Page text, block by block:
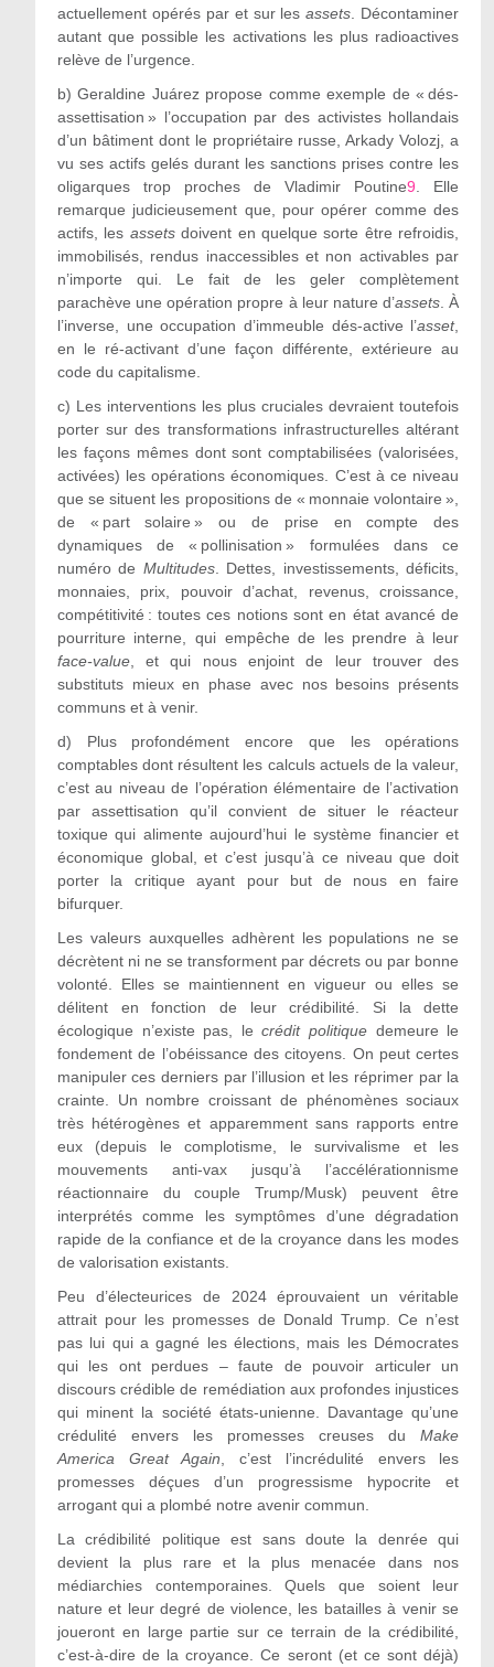
actuellement opérés par et sur lesassets . Décontaminer
autant que possible les activations les plus radioactives
relève de l’urgence.
b)Geraldine Juárez propose comme exemple de « dés-
assettisation » l’occupation par des activistes hollandais
d’un bâtiment dont le propriétaire russe, Arkady Volozj, a
vu ses actifs gelés durant les sanctions prises contre les
oligarques trop proches de Vladimir Poutine9 . Elle
remarque judicieusement que, pour opérer comme des
actifs, les assetsdoivent en quelque sorte être refroidis,
immobilisés, rendus inaccessibles et non activables par
n’importe qui. Le fait de les geler complètement
parachève une opération propre à leur nature d’assets . À
l’inverse, une occupation d’immeuble dés-active l’asset,
en le ré-activant d’une façon différente, extérieure au
code du capitalisme.
c) Les interventions les plus cruciales devraient toutefois
porter sur des transformations infrastructurelles altérant
les façons mêmes dont sont comptabilisées (valorisées,
activées) les opérations économiques. C’est à ce niveau
que se situent les propositions de « monnaie volontaire »,
de « part solaire » ou de prise en compte des
dynamiques de « pollinisation » formulées dans ce
numéro de Multitudes. Dettes, investissements, déficits,
monnaies, prix, pouvoir d’achat, revenus, croissance,
compétitivité : toutes ces notions sont en état avancé de
pourriture interne, qui empêche de les prendre à leur
face-value,
et qui nous enjoint de leur trouver des
substituts mieux en phase avec nos besoins présents
communs et à venir.
d) Plus profondément encore que les opérations
comptables dont résultent les calculs actuels de la valeur,
c’est au niveau de l’opération élémentaire de l’activation
par assettisation qu’il convient de situer le réacteur
toxique qui alimente aujourd’hui le système financier et
économique global, et c’est jusqu’à ce niveau que doit
porter la critique ayant pour but de nous en faire
bifurquer.
Les valeurs auxquelles adhèrent les populations ne se
décrètent ni ne se transforment par décrets ou par bonne
volonté. Elles se maintiennent en vigueur ou elles se
délitent en fonction de leur crédibilité. Si la dette
écologique n’existe pas, lecrédit politique demeure le
fondement de l’obéissance des citoyens. On peut certes
manipuler ces derniers par l’illusion et les réprimer par la
crainte. Un nombre croissant de phénomènes sociaux
très hétérogènes et apparemment sans rapports entre
eux (depuis le complotisme, le survivalisme et les
mouvements anti-vax jusqu’à l’accélérationnisme
réactionnaire du couple Trump/Musk) peuvent être
interprétés comme les symptômes d’une dégradation
rapide de la confiance et de la croyance dans les modes
de valorisation existants.
Peu d’électeurices de 2024 éprouvaient un véritable
attrait pour les promesses de Donald Trump. Ce n’est
pas lui qui a gagné les élections, mais les Démocrates
qui les ont perdues – faute de pouvoir articuler un
discours crédible de remédiation aux profondes injustices
qui minent la société états-unienne. Davantage qu’une
crédulité envers les promesses creuses duMake
America Great Again , c’est l’incrédulité envers les
promesses déçues d’un progressisme hypocrite et
arrogant qui a plombé notre avenir commun.
La crédibilité politique est sans doute la denrée qui
devient la plus rare et la plus menacée dans nos
médiarchies contemporaines. Quels que soient leur
nature et leur degré de violence, les batailles à venir se
joueront en large partie sur ce terrain de la crédibilité,
c’est-à-dire de la croyance. Ce seront (et ce sont déjà)